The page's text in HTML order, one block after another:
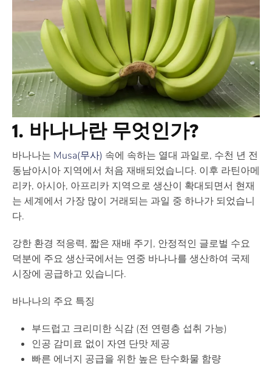
1. 바나나란 무엇인가?
바나나는 Musa(무사) 속에 속하는 열대 과일로, 수천 년 전
동남아시아 지역에서 처음 재배되었습니다. 이후 라틴아메
리카, 아시아, 아프리카 지역으로 생산이 확대되면서 현재
는 세계에서 가장 많이 거래되는 과일 중 하나가 되었습니
다.
강한 환경 적응력, 짧은 재배 주기, 안정적인 글로벌 수요
덕분에 주요 생산국에서는 연중 바나나를 생산하여 국제
시장에 공급하고 있습니다.
바나나의 주요 특징
부드럽고 크리미한 식감 (전 연령층 섭취 가능)
인공 감미료 없이 자연 단맛 제공
빠른 에너지 공급을 위한 높은 탄수화물 함량